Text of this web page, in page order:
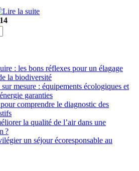
14
: les bons réflexes pour un élagage
la biodiversité
mesure : équipements écologiques et
garanties
comprendre le diagnostic des
la qualité de l’air dans une
?
un séjour écoresponsable au